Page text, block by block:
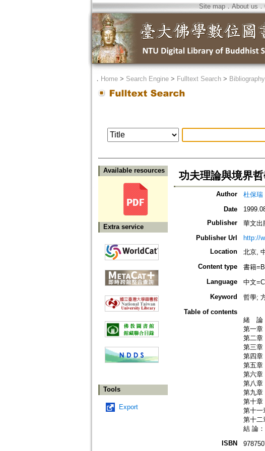
Site map．About us ．
． Home> Search Engine> Fulltext Search>
Available resources
Extra service
Tools
Export
功夫理論與境界
Author
杜保瑞
Date
Publisher
華文出
Publisher Url
http://
Location
北京,
Content type
書籍
Language
中文
Keyword
哲學;
Table of contents
緒 論
第一章
第二章
第三章
第四章
第五章
第六章
第八章
第九章
第十章
第十一
第十二
結 論：
ISBN